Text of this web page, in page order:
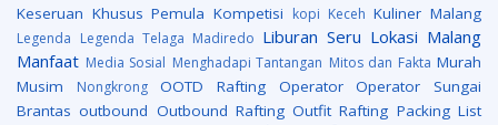
Keseruan Khusus Pemula Kompetisi kopi Keceh Kuliner Malang
Legenda Legenda Telaga Madiredo Liburan Seru Lokasi Malang
Manfaat Media Sosial Menghadapi Tantangan Mitos dan Fakta Murah
Musim
Nongkrong OOTD Rafting Operator
Operator Sungai
Brantas outbound Outbound Rafting Outfit Rafting Packing List